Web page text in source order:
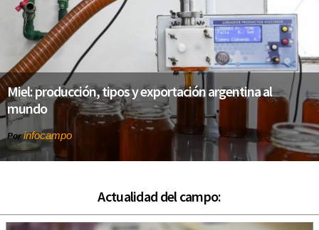
Miel: producción, tipos y exportación argentina al
mundo
Porinfocampo
Actualidad del campo: